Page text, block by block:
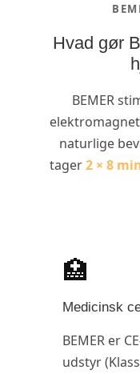
Hvad gør
BEMER
naturlige
tager2 × 8
🏥
Medicinsk
BEMER er
udstyr